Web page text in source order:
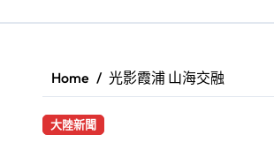
雅安 天府之肺裡
高科大機電系與
Home 光影霞浦 山海交融
大陸新聞